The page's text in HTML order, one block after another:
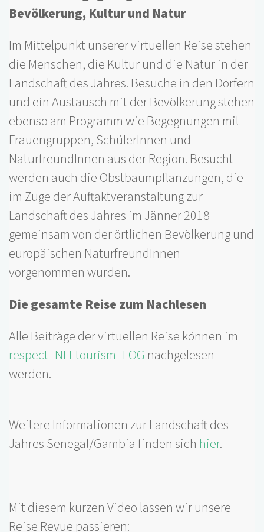
Bevölkerung, Kultur und Natur
Im Mittelpunkt unserer virtuellen Reise stehen
die Menschen, die Kultur und die Natur in der
Landschaft des Jahres. Besuche in den Dörfern
und ein Austausch mit der Bevölkerung stehen
ebenso am Programm wie Begegnungen mit
Frauengruppen, SchülerInnen und
NaturfreundInnen aus der Region. Besucht
werden auch die Obstbaumpflanzungen, die
im Zuge der Auftaktveranstaltung zur
Landschaft des Jahres im Jänner 2018
gemeinsam von der örtlichen Bevölkerung und
europäischen NaturfreundInnen
vorgenommen wurden.
Die gesamte Reise zum Nachlesen
Alle Beiträge der virtuellen Reise können im
respect_NFI-tourism_LOG nachgelesen
werden.
Weitere Informationen zur Landschaft des
Jahres Senegal/Gambia finden sich hier.
Mit diesem kurzen Video lassen wir unsere
Reise Revue passieren: